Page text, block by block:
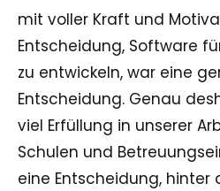
mit voller Kraft und
Entscheidung, Software
zu entwickeln, war eine
Entscheidung. Genau
viel Erfüllung in unserer
Schulen und
eine Entscheidung, hinter